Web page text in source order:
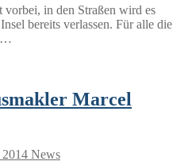
in den Straßen wird es
bereits verlassen. Für alle die
Marcel
News